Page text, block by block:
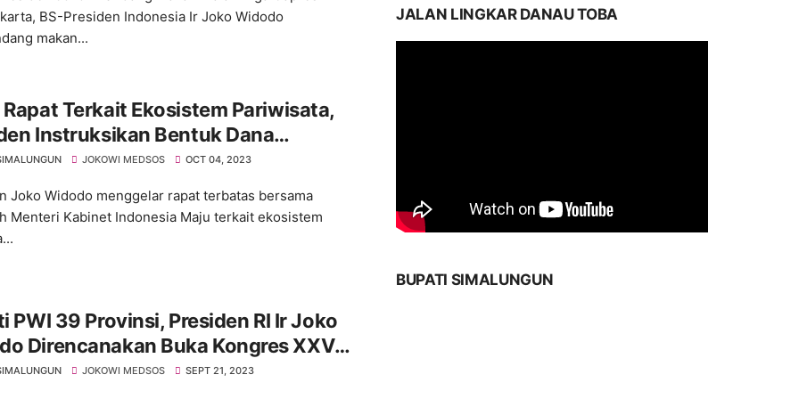
BS-Presiden Indonesia Ir Joko Widodo
makan...
Rapat Terkait Ekosistem Pariwisata,
Instruksikan Bentuk Dana
JOKOWI MEDSOS OCT 04, 2023
Joko Widodo menggelar rapat terbatas bersama
Menteri Kabinet Indonesia Maju terkait ekosistem
PWI 39 Provinsi, Presiden RI Ir Joko
Direncanakan Buka Kongres XXV
BandungJOKOWI MEDSOS SEPT 21, 2023
JALAN LINGKAR DANAU TOBA
BUPATI SIMALUNGUN